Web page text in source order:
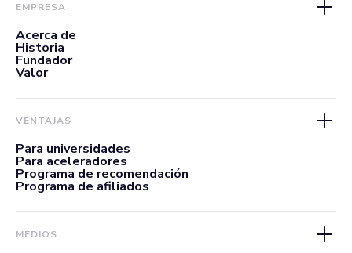
EMPRESA
Acerca de
Historia
Fundador
Valor
VENTAJAS
Para universidades
Para aceleradores
Programa de recomendación
Programa de afiliados
MEDIOS